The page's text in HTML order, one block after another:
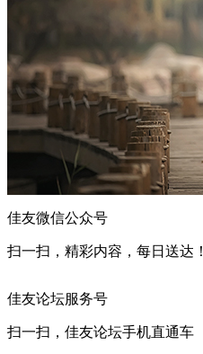
佳友微信公众号
扫一扫，精彩内容，每日送达！
佳友论坛服务号
扫一扫，佳友论坛手机直通车